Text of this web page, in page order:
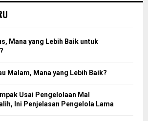
Mana yang Lebih Baik untuk
Malam, Mana yang Lebih Baik?
Usai Pengelolaan Mal
Ini Penjelasan Pengelola Lama